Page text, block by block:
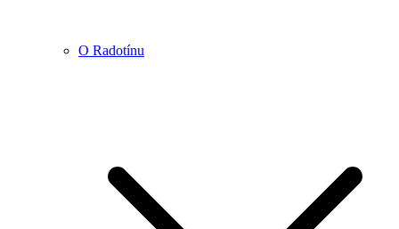
O Radotínu